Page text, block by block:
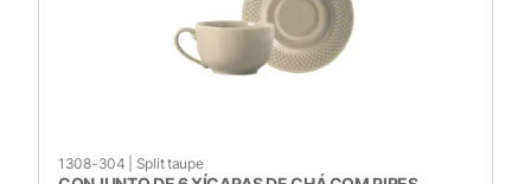
Voltar ao site
1308-304 Split taupe